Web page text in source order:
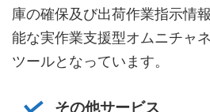
庫の確保及び出荷作業指示情
能な実作業支援型オムニチャ
ツールとなっています。
その他サービス